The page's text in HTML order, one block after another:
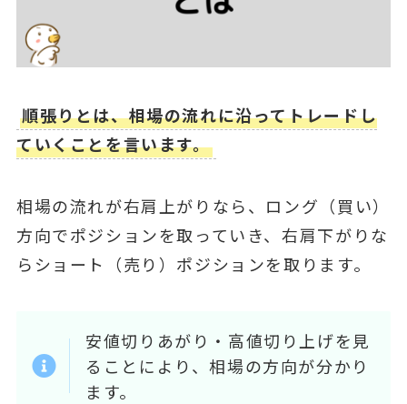
順張りとは、相場の流れに沿ってトレードし
ていくことを言います。
相場の流れが右肩上がりなら、ロング（買い）
方向でポジションを取っていき、右肩下がりな
らショート（売り）ポジションを取ります。
安値切りあがり・高値切り上げを見
ることにより、相場の方向が分かり
ます。